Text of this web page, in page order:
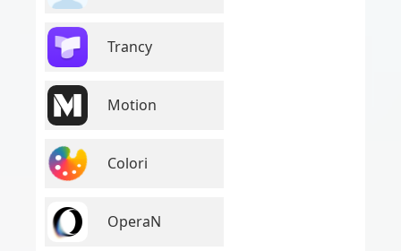
Trancy
Motion
Colori
OperaN